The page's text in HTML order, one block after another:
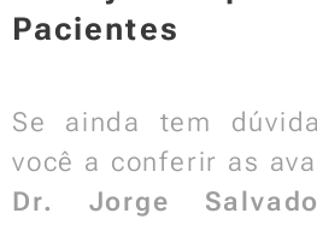
Pacientes
Se ainda tem
você a conferir as
Dr. Jorge